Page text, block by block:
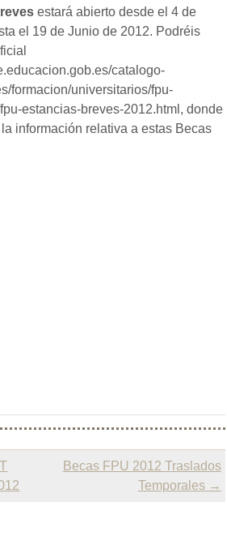
estará abierto desde el 4 de
el 19 de Junio de 2012. Podréis
catalogo-
formacion/universitarios/fpu-
estancias-breves-2012.html, donde
información relativa a estas Becas
Becas FPU 2012 Traslados
Temporales →